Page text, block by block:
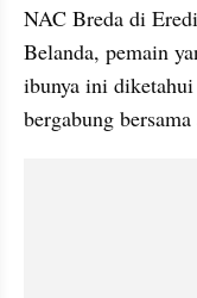
NAC Breda di
Belanda, pemain
ibunya ini
bergabung